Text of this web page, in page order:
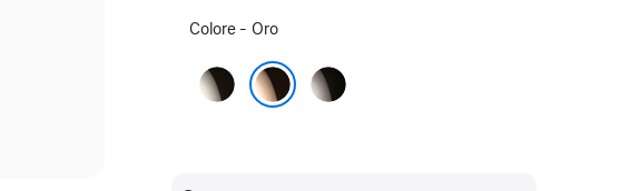
Scegli
colore:
Colore - Oro
Naturale Ardesia